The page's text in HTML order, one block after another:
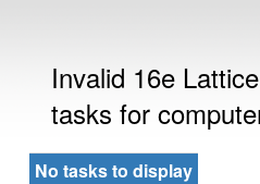
Invalid 16e
tasks for
No tasks to display